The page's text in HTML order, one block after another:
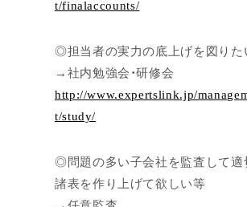
t/finalaccounts/
◎担当者の実力の底上げを図りた
→社内勉強会・研修会
http://www.expertslink.jp/
t/study/
◎問題の多い子会社を監査して適
諸表を作り上げて欲しい等